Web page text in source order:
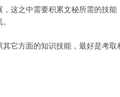
这之中需要积累文秘所需的技能
方面的知识技能，最好是考取